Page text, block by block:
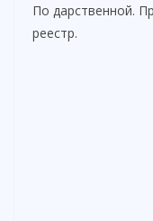
По дарственной.
реестр.